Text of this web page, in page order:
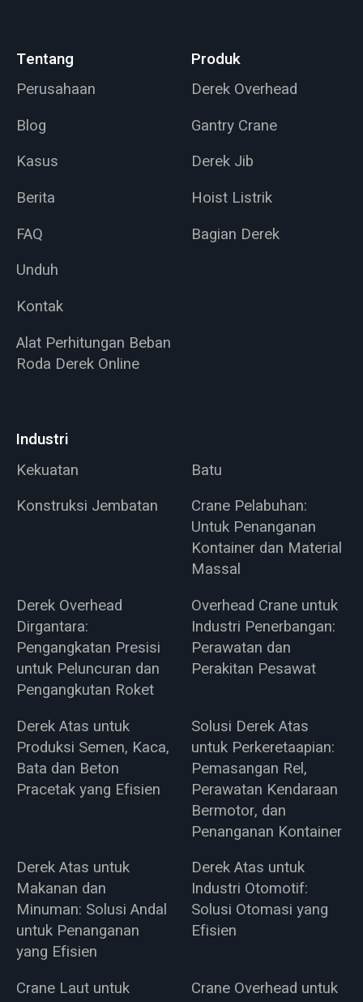
Tentang
Perusahaan
Blog
Kasus
Berita
FAQ
Unduh
Kontak
Alat Perhitungan Beban
Roda Derek Online
Produk
Derek Overhead
Gantry Crane
Derek Jib
Hoist Listrik
Bagian Derek
Industri
Kekuatan
Batu
Konstruksi Jembatan
Crane Pelabuhan:
Untuk Penanganan
Kontainer dan Material
Massal
Derek Overhead
Dirgantara:
Pengangkatan Presisi
untuk Peluncuran dan
Pengangkutan Roket
Overhead Crane untuk
Industri Penerbangan:
Perawatan dan
Perakitan Pesawat
Derek Atas untuk
Produksi Semen, Kaca,
Bata dan Beton
Pracetak yang Efisien
Solusi Derek Atas
untuk Perkeretaapian:
Pemasangan Rel,
Perawatan Kendaraan
Bermotor, dan
Penanganan Kontainer
Derek Atas untuk
Makanan dan
Minuman: Solusi Andal
untuk Penanganan
yang Efisien
Derek Atas untuk
Industri Otomotif:
Solusi Otomasi yang
Efisien
Crane Laut untuk
Crane Overhead untuk